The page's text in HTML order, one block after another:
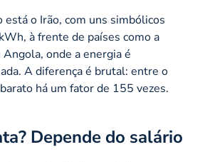
o Irão, com uns simbólicos
à frente de países como a
onde a energia é
A diferença é brutal: entre o
há um fator de 155 vezes.
Depende do salário